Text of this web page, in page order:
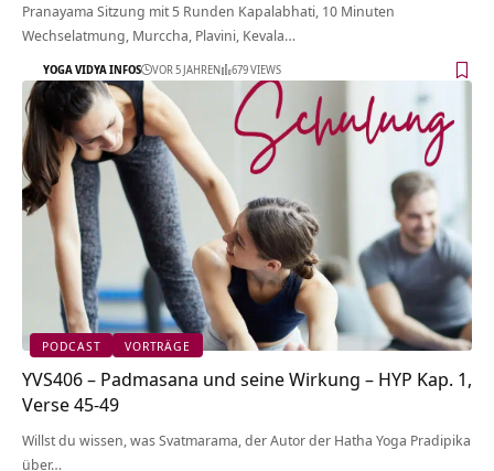
Pranayama Sitzung mit 5 Runden Kapalabhati, 10 Minuten
Wechselatmung, Murccha, Plavini, Kevala…
YOGA VIDYA INFOS VOR 5 JAHREN 679 VIEWS
PODCAST VORTRÄGE
YVS406 – Padmasana und seine Wirkung – HYP Kap. 1,
Verse 45-49
Willst du wissen, was Svatmarama, der Autor der Hatha Yoga Pradipika
über…